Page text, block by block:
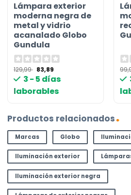
Lámpara exterior
moderna negra de
metal y vidrio
acanalado Globo
Gundula
129,99 El
precio
original
era:
129,99 €.
83,89
actual
83,89 €.
3 - 5 días
laborables
Productos relacionados
Marcas Globo
Iluminación exterior
Iluminación exterior negra